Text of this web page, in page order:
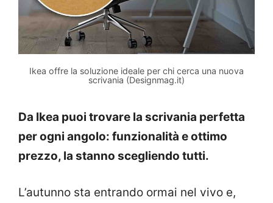
Ikea offre la soluzione ideale per chi cerca una nuova
scrivania (Designmag.it)
Da Ikea puoi trovare la scrivania perfetta
per ogni angolo: funzionalità e ottimo
prezzo, la stanno scegliendo tutti.
L’autunno sta entrando ormai nel vivo e,